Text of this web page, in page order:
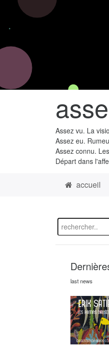
Assez vu. La
Assez eu.
Assez connu.
Départ dans
accueil
last news